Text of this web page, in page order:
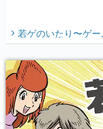
若ゲのいたり〜ゲ